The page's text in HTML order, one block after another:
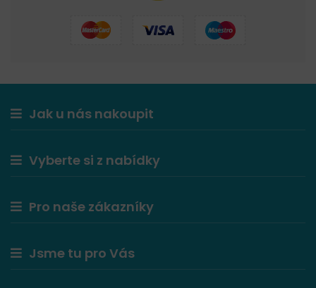
Jak u nás nakoupit
Vyberte si z nabídky
Pro naše zákazníky
Jsme tu pro Vás